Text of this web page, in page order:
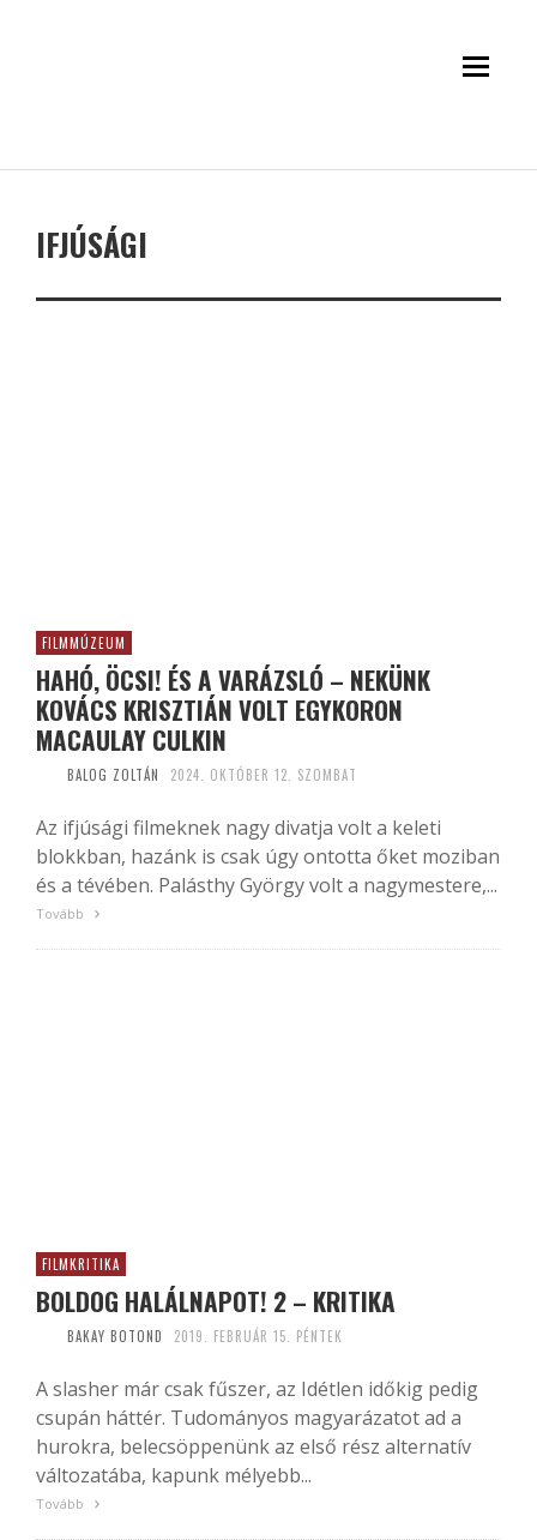
IFJÚSÁGI
FILMMÚZEUM
HAHÓ, ÖCSI! ÉS A VARÁZSLÓ – NEKÜNK
KOVÁCS KRISZTIÁN VOLT EGYKORON
MACAULAY CULKIN
BALOG ZOLTÁN 2024. OKTÓBER 12. SZOMBAT
Az ifjúsági filmeknek nagy divatja volt a keleti
blokkban, hazánk is csak úgy ontotta őket moziban
és a tévében. Palásthy György volt a nagymestere,...
Tovább
FILMKRITIKA
BOLDOG HALÁLNAPOT! 2 – KRITIKA
BAKAY BOTOND 2019. FEBRUÁR 15. PÉNTEK
A slasher már csak fűszer, az Idétlen időkig pedig
csupán háttér. Tudományos magyarázatot ad a
hurokra, belecsöppenünk az első rész alternatív
változatába, kapunk mélyebb...
Tovább